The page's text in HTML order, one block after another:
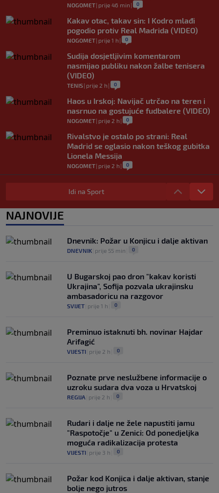
NOGOMET| prije 46 min | 0
Kakav otac, takav sin: I Kodro mlađi
pogodio protiv Real Madrida (VIDEO)
NOGOMET| prije 1 h | 0
Sudija dosjetljivim komentarom
nasmijao publiku nakon žalbe tenisera
(VIDEO)
TENIS| prije 2 h | 0
Haos u Irskoj: Navijač utrčao na teren i
nasrnuo na gostujuće fudbalere (VIDEO)
NOGOMET| prije 2 h | 0
Rivalstvo je ostalo po strani: Real
Madrid se oglasio nakon teškog gubitka
Lionela Messija
NOGOMET| prije 2 h | 0
WNBA igračice odgovorile Kanteru
nakon provokacije: "Nećemo biti politički
KOŠARKA|prije 3 h| 0
FIFA-e je vaš novac", danas se suočava s
najvećom krizom
| prije 3 h
Idi na Sport
NAJNOVIJE
Dnevnik: Požar u Konjicu i dalje aktivan
DNEVNIK prije 55 min 0
U Bugarskoj pao dron "kakav koristi
Ukrajina", Sofija pozvala ukrajinsku
ambasadoricu na razgovor
SVIJET prije 1 h 0
Preminuo istaknuti bh. novinar Hajdar
Arifagić
VIJESTI prije 2 h 0
Poznate prve neslužbene informacije o
uzroku sudara dva voza u Hrvatskoj
REGIJA prije 2 h 0
Rudari i dalje ne žele napustiti jamu
"Raspotočje" u Zenici: Od ponedjeljka
moguća radikalizacija protesta
VIJESTI prije 3 h 0
Požar kod Konjica i dalje aktivan, stanje
bolje nego jutros